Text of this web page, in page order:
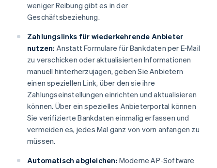
weniger Reibung gibt es in der
Geschäftsbeziehung.
Zahlungslinks für wiederkehrende Anbieter
nutzen: Anstatt Formulare für Bankdaten per E-Mail
zu verschicken oder aktualisierten Informationen
manuell hinterherzujagen, geben Sie Anbietern
einen speziellen Link, über den sie ihre
Zahlungseinstellungen einrichten und aktualisieren
können. Über ein spezielles Anbieterportal können
Sie verifizierte Bankdaten einmalig erfassen und
vermeiden es, jedes Mal ganz von vorn anfangen zu
müssen.
Automatisch abgleichen: Moderne AP-Software